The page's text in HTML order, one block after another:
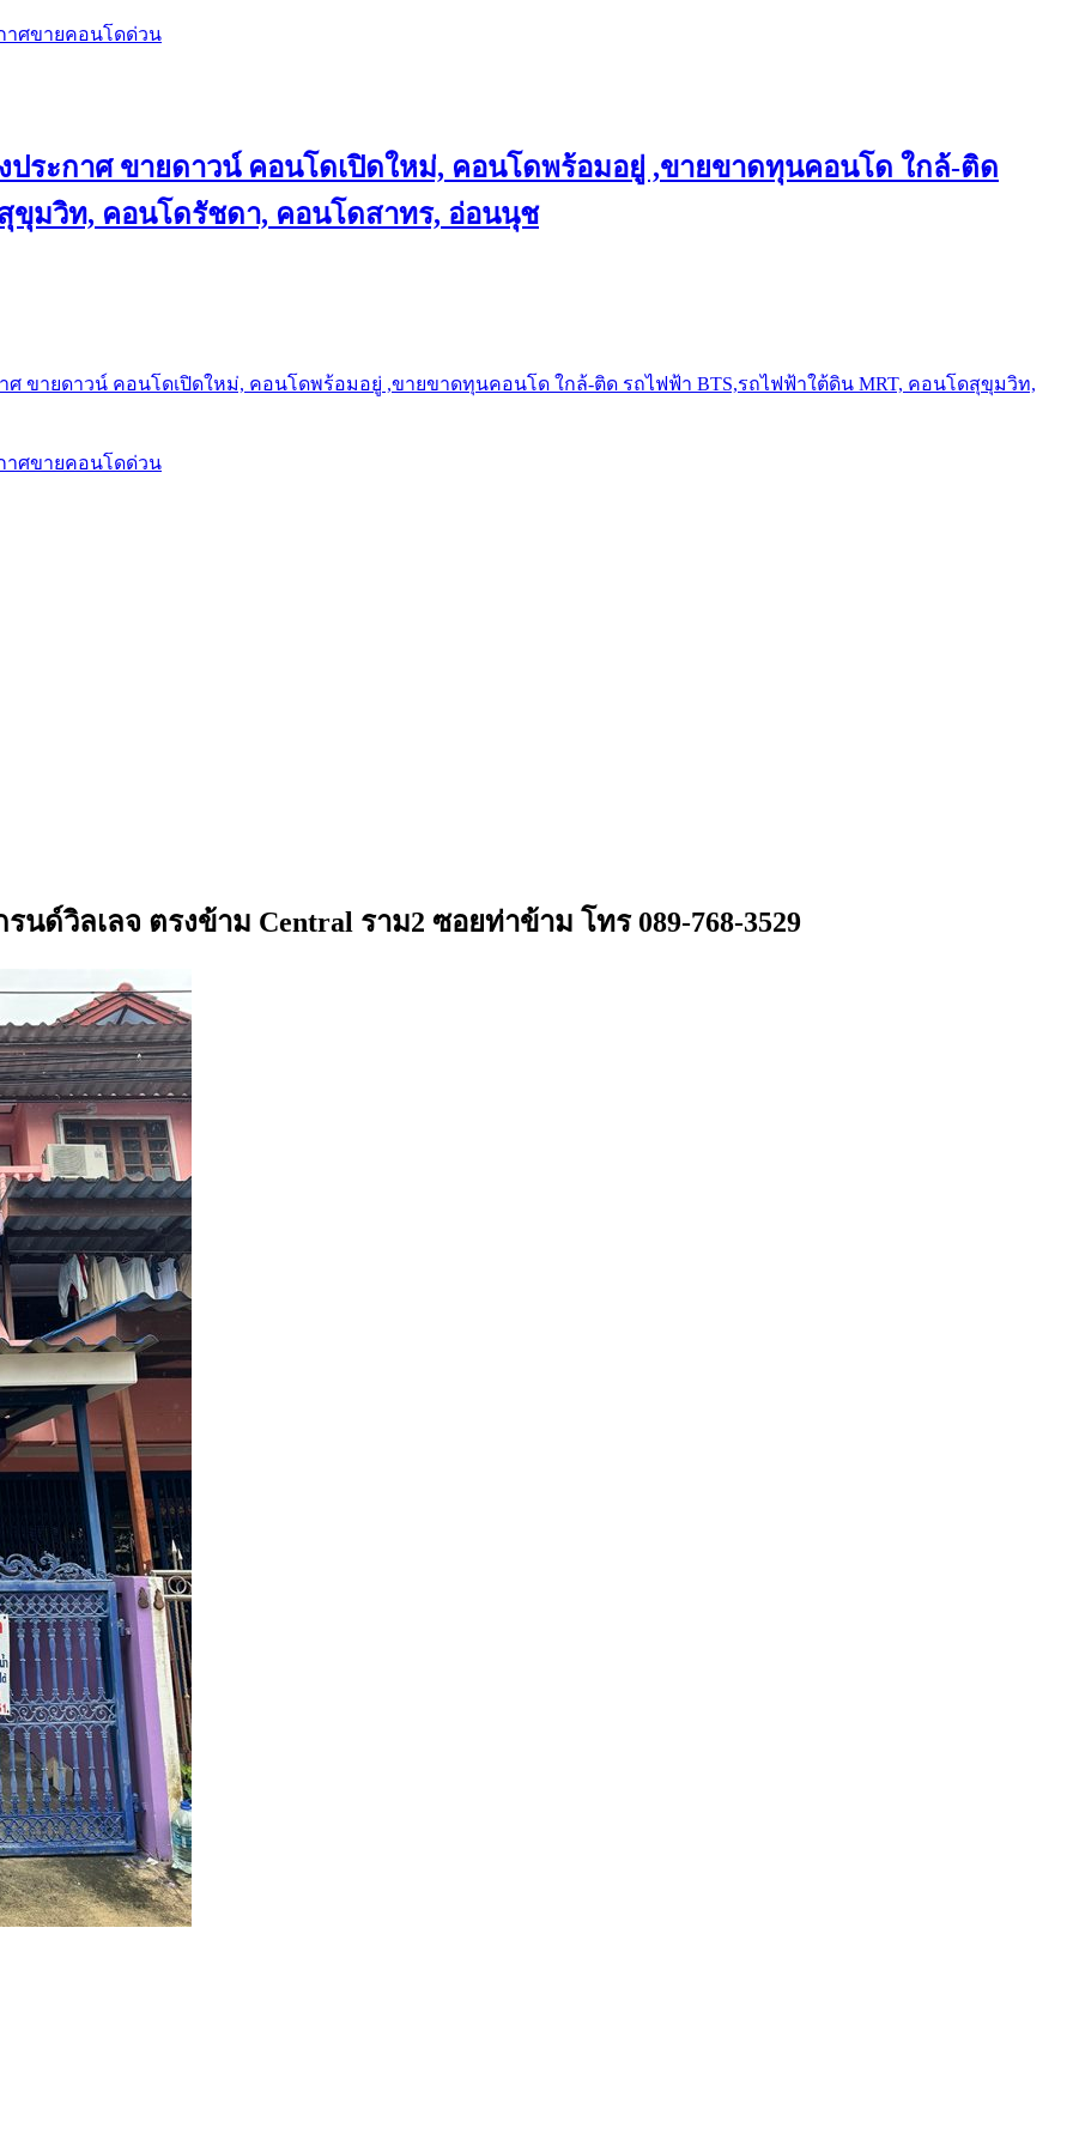
าศขายคอนโดด่วน
ประกาศ ขายดาวน์ คอนโดเปิดใหม่, คอนโดพร้อมอยู่ ,ขายขาดทุนคอนโด ใกล้-ติด
ขุมวิท, คอนโดรัชดา, คอนโดสาทร, อ่อนนุช
ศ ขายดาวน์ คอนโดเปิดใหม่, คอนโดพร้อมอยู่ ,ขายขาดทุนคอนโด ใกล้-ติด รถไฟฟ้า BTS,รถไฟฟ้าใต้ดิน MRT, คอนโดสุขุมวิท,
าศขายคอนโดด่วน
ด์วิลเลจ ตรงข้าม Central ราม2 ซอยท่าข้าม โทร 089-768-3529